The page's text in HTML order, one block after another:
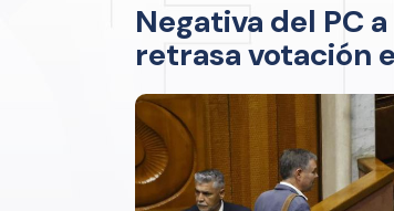
Negativa del PC
retrasa votación